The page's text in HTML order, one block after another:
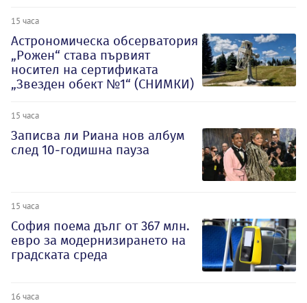
15 часа
Астрономическа обсерватория
„Рожен“ става първият
носител на сертификата
„Звезден обект №1“ (СНИМКИ)
15 часа
Записва ли Риана нов албум
след 10-годишна пауза
15 часа
София поема дълг от 367 млн.
евро за модернизирането на
градската среда
16 часа